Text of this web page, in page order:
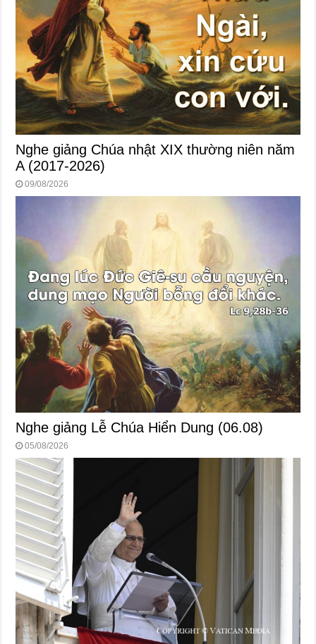
Nghe giảng Chúa nhật XIX thường niên năm
A (2017-2026)
09/08/2026
Nghe giảng Lễ Chúa Hiển Dung (06.08)
05/08/2026